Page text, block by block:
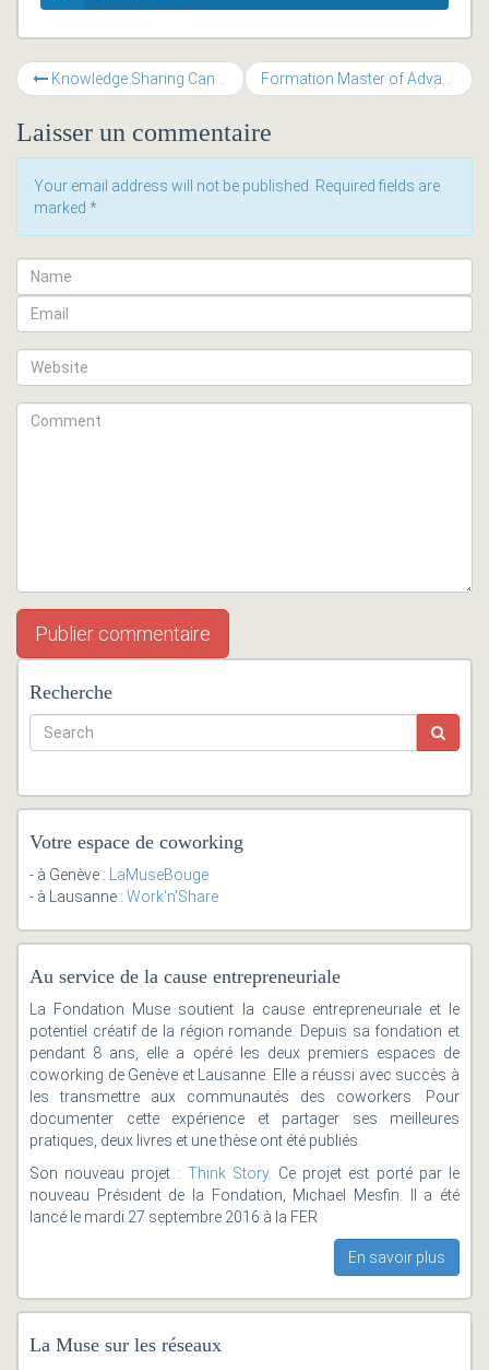
Knowledge Sharing Canvas (KSC) en 1ère à la Muse ! Formation Master of Advanced Studies HES-SO en Quality & Strategy Management
Laisser un commentaire
Your email address will not be published. Required fields are
marked *
Recherche
Votre espace de coworking
- à Genève : LaMuseBouge
- à Lausanne : Work'n'Share
Au service de la cause entrepreneuriale
La Fondation Muse soutient la cause entrepreneuriale et le
potentiel créatif de la région romande. Depuis sa fondation et
pendant 8 ans, elle a opéré les deux premiers espaces de
coworking de Genève et Lausanne. Elle a réussi avec succès à
les transmettre aux communautés des coworkers. Pour
documenter cette expérience et partager ses meilleures
pratiques, deux livres et une thèse ont été publiés.
Son nouveau projet : Think Story. Ce projet est porté par le
nouveau Président de la Fondation, Michael Mesfin. Il a été
lancé le mardi 27 septembre 2016 à la FER
En savoir plus
La Muse sur les réseaux